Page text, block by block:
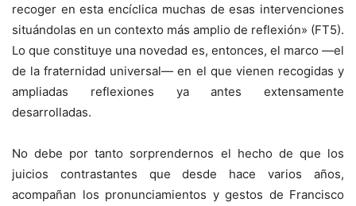
recoger en esta encíclica muchas de esas intervenciones
situándolas en un contexto más amplio de reflexión» (FT5).
Lo que constituye una novedad es, entonces, el marco —el
de la fraternidad universal— en el que vienen recogidas y
ampliadas reflexiones ya antes extensamente
desarrolladas.
No debe por tanto sorprendernos el hecho de que los
juicios contrastantes que desde hace varios años,
acompañan los pronunciamientos y gestos de Francisco